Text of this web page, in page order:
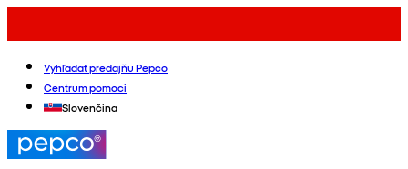
Vyhľadať predajňu Pepco
Centrum pomoci
Slovenčina